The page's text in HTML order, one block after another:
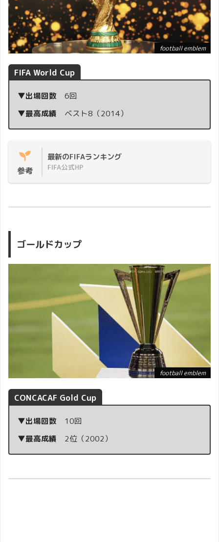
手前がカリブ海、背景が太平洋で中央にコスタリカ
領土を表す三つの火山と大航海時代を意味するスク
ーナ船が描かれています。また太陽は独立を、7つ
の星はコスタリカの7県を表し、下には征服者を表
football emblem
FIFA World Cup
▼出場回数 6回
▼最高成績 ベスト8（2014）
参考
最新のFIFAランキング
FIFA公式HP
ゴールドカップ
football emblem
CONCACAF Gold Cup
▼出場回数 10回
▼最高成績 2位（2002）